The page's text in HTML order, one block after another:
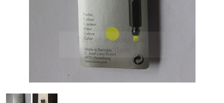
Doppelt antippen zum
vergrößern